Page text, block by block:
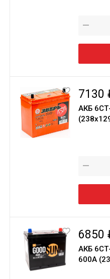
—
7130
АКБ
—
6850
АКБ
600A